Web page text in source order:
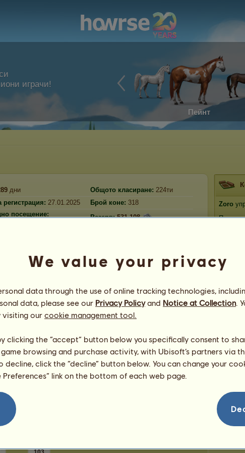
играчи!
Пейнт
дни Общото класиране: 224ти
регистрация: 27.01.2025 Брой коне: 318
посещение:
Резерв: 531 108
Поздравления
Zoroбе поздравен142пъти, включително
последните:
Mira
преди 41 дни
Mira
преди 43 дни
Mira
преди 44 дни
Mira
преди 45 дни
Zoro
We value your privacy
data through the use of online tracking technologies,
data, please see our Privacy Policyand Notice at Collection.
visiting our cookie management tool.
clicking the “accept” button below you specifically consent to
browsing and purchase activity, with Ubisoft’s partners via
decline, click the “decline” button below. You can change your
link on the bottom of each web page.